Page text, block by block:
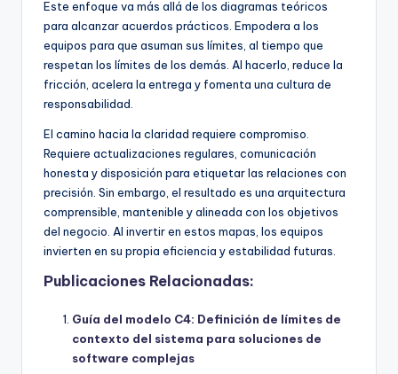
Este enfoque va más allá de los diagramas teóricos
para alcanzar acuerdos prácticos. Empodera a los
equipos para que asuman sus límites, al tiempo que
respetan los límites de los demás. Al hacerlo, reduce la
fricción, acelera la entrega y fomenta una cultura de
responsabilidad.
El camino hacia la claridad requiere compromiso.
Requiere actualizaciones regulares, comunicación
honesta y disposición para etiquetar las relaciones con
precisión. Sin embargo, el resultado es una arquitectura
comprensible, mantenible y alineada con los objetivos
del negocio. Al invertir en estos mapas, los equipos
invierten en su propia eficiencia y estabilidad futuras.
Publicaciones Relacionadas:
Guía del modelo C4: Definición de límites de
contexto del sistema para soluciones de
software complejas